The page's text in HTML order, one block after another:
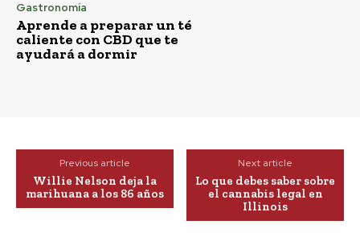
Gastronomía
Aprende a preparar un té
caliente con CBD que te
ayudará a dormir
Previous article
Willie Nelson deja la
marihuana a los 86 años
Next article
Lo que debes saber sobre
el cannabis legal en
Illinois